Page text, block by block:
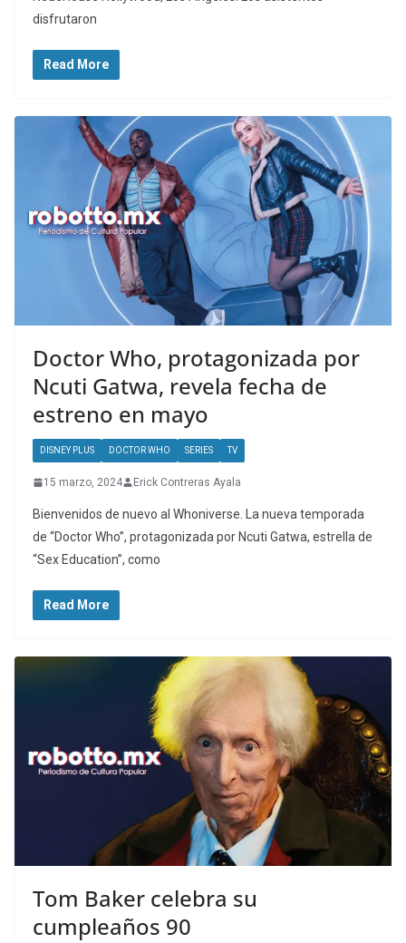
disfrutaron
Read More
Doctor Who, protagonizada por
Ncuti Gatwa, revela fecha de
estreno en mayo
DISNEY PLUS DOCTOR WHO SERIES TV
15 marzo, 2024 Erick Contreras Ayala
Bienvenidos de nuevo al Whoniverse. La nueva temporada
de “Doctor Who”, protagonizada por Ncuti Gatwa, estrella de
“Sex Education”, como
Read More
Tom Baker celebra su
cumpleaños 90